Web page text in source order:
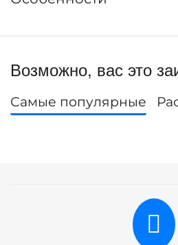
Возможно, вас это
Самые популярные